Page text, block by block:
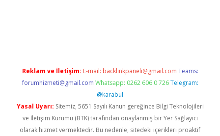
Reklam ve İletişim: E-mail: backlinkpaneli@gmail.com Teams:
forumhizmeti@gmail.com Whatsapp: 0262 606 0 726 Telegram:
@karabul
Yasal Uyarı: Sitemiz, 5651 Sayılı Kanun gereğince Bilgi Teknolojileri
ve İletişim Kurumu (BTK) tarafından onaylanmış bir Yer Sağlayıcı
olarak hizmet vermektedir. Bu nedenle, sitedeki içerikleri proaktif